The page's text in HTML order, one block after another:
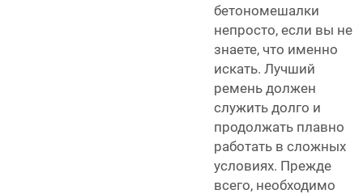
бетономешалки
непросто, если вы не
знаете, что именно
искать. Лучший
ремень должен
служить долго и
продолжать плавно
работать в сложных
условиях. Прежде
всего, необходимо